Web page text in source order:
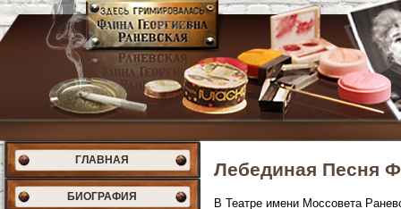
ГЛАВНАЯ
БИОГРАФИЯ
Лебединая Песня
В Театре имени Моссовета